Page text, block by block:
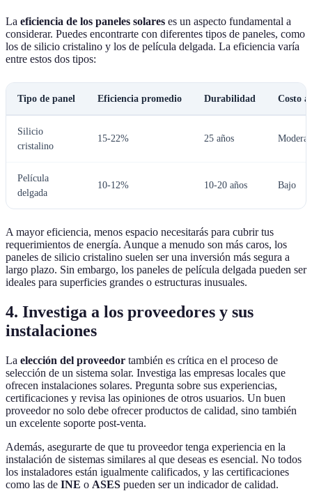
La eficiencia de los paneles solares es un aspecto fundamental a
considerar. Puedes encontrarte con diferentes tipos de paneles, como
los de silicio cristalino y los de película delgada. La eficiencia varía
entre estos dos tipos:
Tipo de panel Eficiencia promedio Durabilidad Costo
Silicio
cristalino
15-22% 25 años
Película
delgada
10-12% 10-20 años Bajo
A mayor eficiencia, menos espacio necesitarás para cubrir tus
requerimientos de energía. Aunque a menudo son más caros, los
paneles de silicio cristalino suelen ser una inversión más segura a
largo plazo. Sin embargo, los paneles de película delgada pueden ser
ideales para superficies grandes o estructuras inusuales.
4. Investiga a los proveedores y sus
instalaciones
La elección del proveedor también es crítica en el proceso de
selección de un sistema solar. Investiga las empresas locales que
ofrecen instalaciones solares. Pregunta sobre sus experiencias,
certificaciones y revisa las opiniones de otros usuarios. Un buen
proveedor no solo debe ofrecer productos de calidad, sino también
un excelente soporte post-venta.
Además, asegurarte de que tu proveedor tenga experiencia en la
instalación de sistemas similares al que deseas es esencial. No todos
los instaladores están igualmente calificados, y las certificaciones
como las de INE o ASES pueden ser un indicador de calidad.